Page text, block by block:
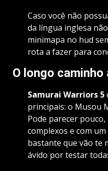
Caso você não
da língua inglesa
minimapa no hud
rota a fazer para
O longo
Samurai Warriors 5
principais: o Musou
Pode parecer
complexos e com
bastante que vão te
ávido por testar